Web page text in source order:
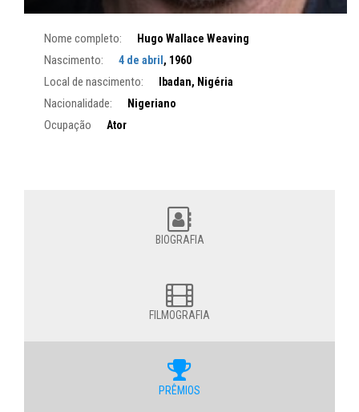
Nome completo: Hugo Wallace Weaving
Nascimento: 4 de abril, 1960
Local de nascimento: Ibadan, Nigéria
Nacionalidade: Nigeriano
Ocupação Ator
BIOGRAFIA
FILMOGRAFIA
PRÊMIOS